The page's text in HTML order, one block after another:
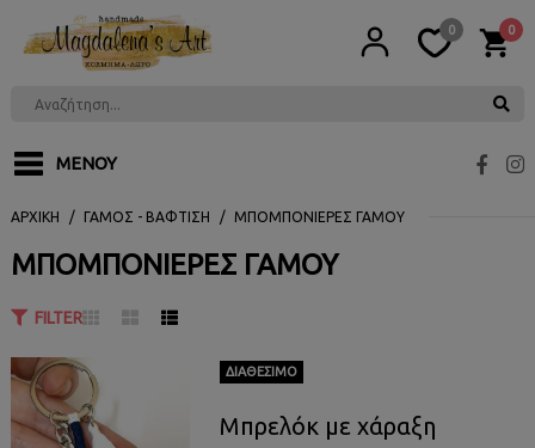
0 0
ΜΕΝΟΎ
ΑΡΧΙΚΉ ΓΆΜΟΣ - ΒΆΦΤΙΣΗ ΜΠΟΜΠΟΝΙΈΡΕΣ ΓΆΜΟΥ
ΜΠΟΜΠΟΝΙΈΡΕΣ ΓΆΜΟΥ
FILTER
ΔΙΑΘΈΣΙΜΟ
Μπρελόκ με χάραξη